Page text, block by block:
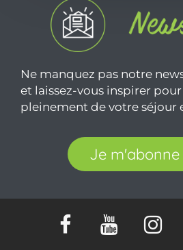
Ne manquez pas notre
et laissez-vous inspirer
pleinement de votre séjour
Je m'abonne